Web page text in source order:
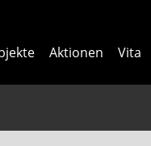
Aktionen Vita